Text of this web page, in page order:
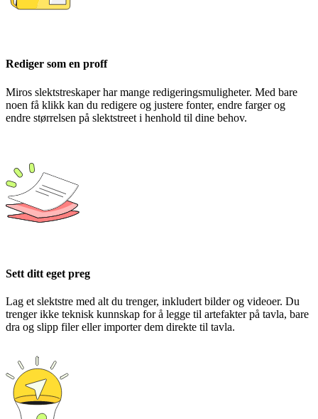
Rediger som en proff
Miros slektstreskaper har mange redigeringsmuligheter. Med bare
noen få klikk kan du redigere og justere fonter, endre farger og
endre størrelsen på slektstreet i henhold til dine behov.
Sett ditt eget preg
Lag et slektstre med alt du trenger, inkludert bilder og videoer. Du
trenger ikke teknisk kunnskap for å legge til artefakter på tavla, bare
dra og slipp filer eller importer dem direkte til tavla.